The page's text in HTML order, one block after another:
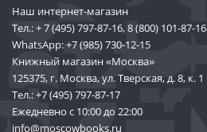
Наш интернет-магазин
Тел.:+ 7 (495) 797-87-16,8 (800) 101-87-16
WhatsApp:+7 (985) 730-12-15
Книжный магазин «Москва»
125375, г. Москва, ул. Тверская, д. 8, к. 1
Тел.:+7 (495) 797-87-17
Ежедневно с 10:00 до 22:00
info@moscowbooks.ru